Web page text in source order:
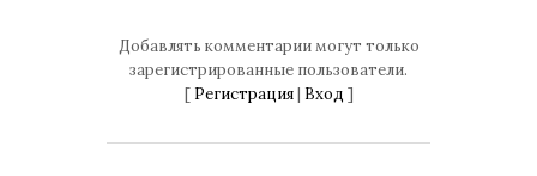
Добавлять комментарии могут только
зарегистрированные пользователи.
[ Регистрация| Вход ]